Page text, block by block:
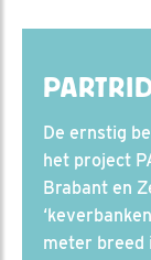
De ernstig
het project
Brabant en
meter breed